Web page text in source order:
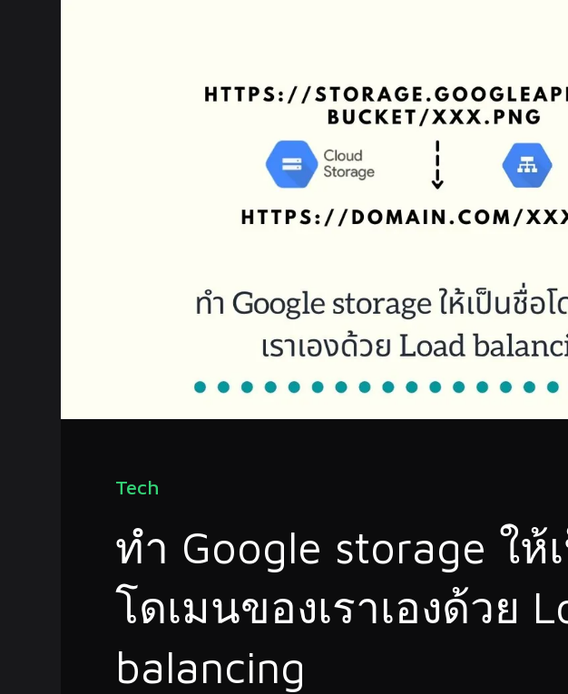
Tech
ทำ Google storage ให้
โดเมนของเราเองด้วย
balancing